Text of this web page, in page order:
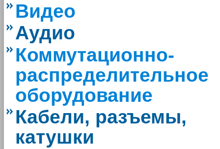
Видео
Аудио
Коммутационно-
распределительное
оборудование
Кабели, разъемы,
катушки